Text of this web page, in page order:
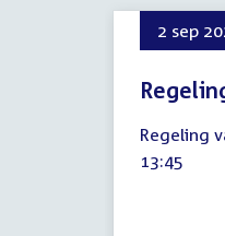
2 sep
september
2020
Regeling
Tijd
13:45